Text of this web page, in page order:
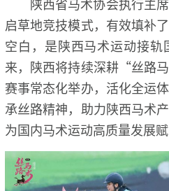
启草地竞技模式，有效填补
空白，是陕西马术运动接
来，陕西将持续深耕“丝路
赛事常态化举办，活化全运
承丝路精神，助力陕西马术
为国内马术运动高质量发展赋